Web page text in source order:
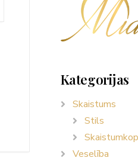
Kategorijas
Skaistums
Stils
Veselība